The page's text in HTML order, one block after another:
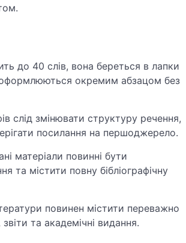
до 40 слів, вона береться в лапки
окремим абзацом без
слід змінювати структуру речення,
посилання на першоджерело.
матеріали повинні бути
та містити повну бібліографічну
повинен містити переважно
та академічні видання.